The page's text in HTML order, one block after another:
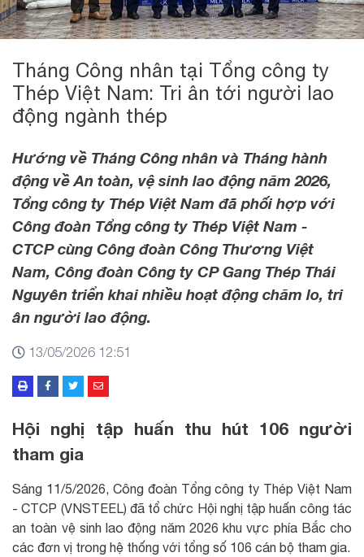
Tháng Công nhân tại Tổng công ty
Thép Việt Nam: Tri ân tới người lao
động ngành thép
Hướng về Tháng Công nhân và Tháng hành
động về An toàn, vệ sinh lao động năm 2026,
Tổng công ty Thép Việt Nam đã phối hợp với
Công đoàn Tổng công ty Thép Việt Nam -
CTCP cùng Công đoàn Công Thương Việt
Nam, Công đoàn Công ty CP Gang Thép Thái
Nguyên triển khai nhiều hoạt động chăm lo, tri
ân người lao động.
13/05/2026 12:51
Hội nghị tập huấn thu hút 106 người
tham gia
Sáng 11/5/2026, Công đoàn Tổng công ty Thép Việt Nam
- CTCP (VNSTEEL) đã tổ chức Hội nghị tập huấn công tác
an toàn vệ sinh lao động năm 2026 khu vực phía Bắc cho
các đơn vị trong hệ thống với tổng số 106 cán bộ tham gia.